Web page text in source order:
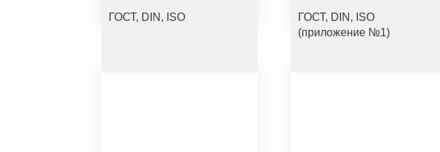
ГОСТ, DIN, ISO
ГОСТ, DIN, ISO
(приложение №1)